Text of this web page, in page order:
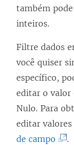
também
inteiros.
Filtre dados
você quiser
específico,
editar o valor
Nulo. Para
editar valores
de campo
.